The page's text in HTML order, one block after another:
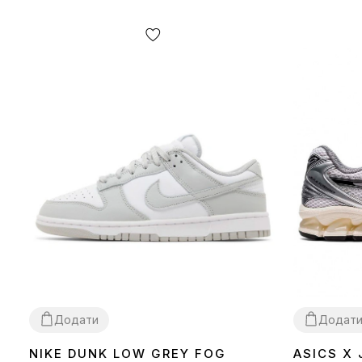
Додати
NIKE DUNK LOW GREY FOG
Додати
ASICS X